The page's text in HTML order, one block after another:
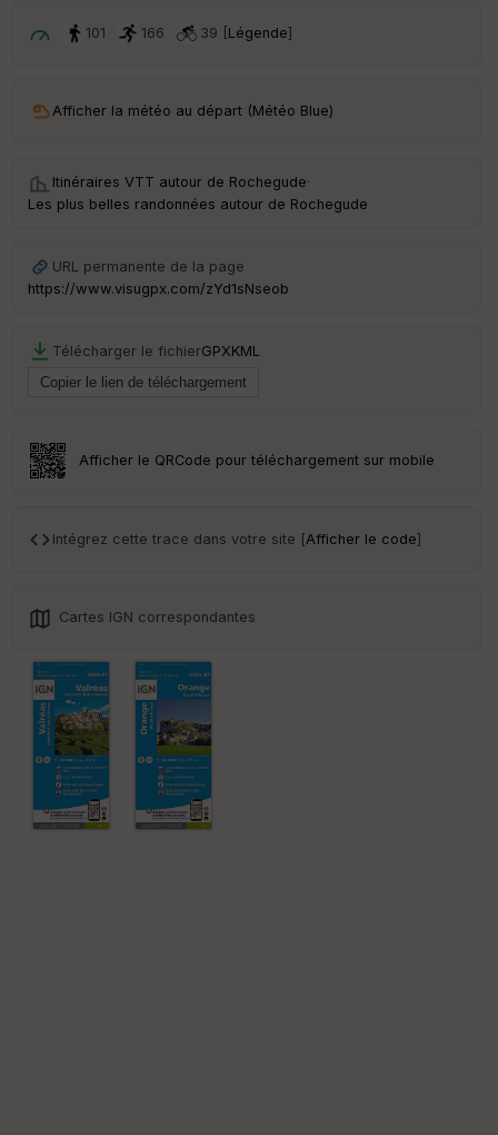
101 166 39 [Légende]
Afficher la météo au départ (Météo Blue)
Itinéraires VTT autour de Rochegude·
Les plus belles randonnées autour de Rochegude
URL permanente de la page
https://www.visugpx.com/zYd1sNseob
Télécharger le fichierGPXKML
Afficher le QRCode pour téléchargement sur mobile
Intégrez cette trace dans votre site [Afficher le code]
Cartes IGN correspondantes